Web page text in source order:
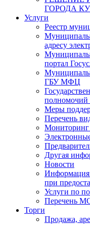
ГОРОДА
Услуги
Реестр
адресу
портал
ГБУ МФЦ
полномочий
Меры
Перечень
Мониторинг
Другая
Новости
при
Услуги по
Перечень
Торги
Продажа,